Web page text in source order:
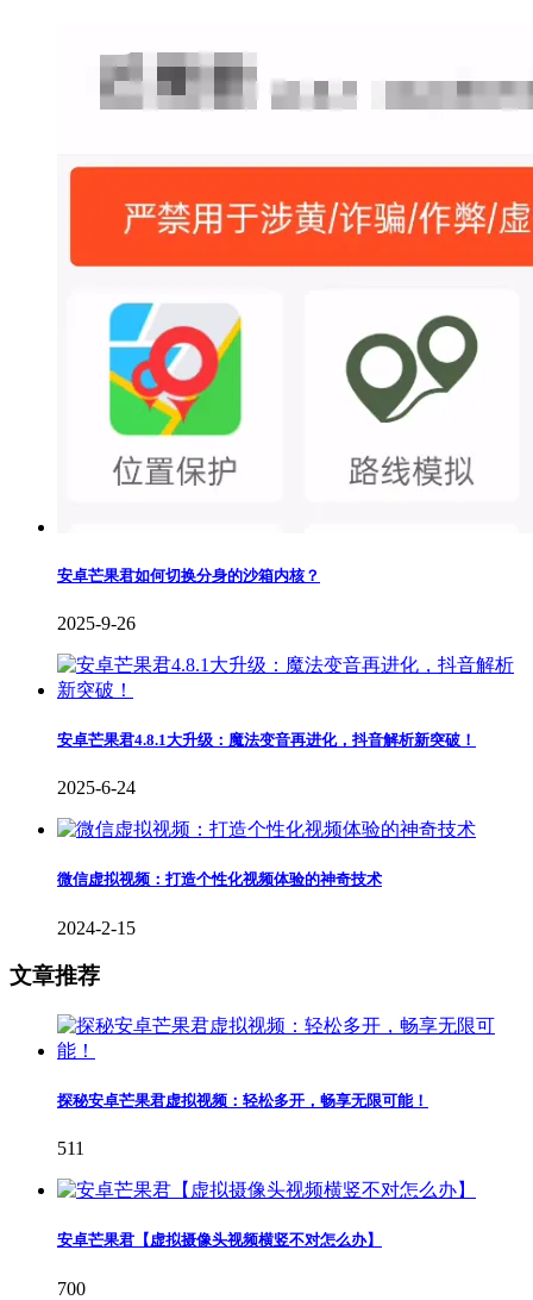
安卓芒果君如何切换分身的沙箱内核？
2025-9-26
安卓芒果君4.8.1大升级：魔法变音再进化，抖音解析新突破！
2025-6-24
微信虚拟视频：打造个性化视频体验的神奇技术
2024-2-15
文章推荐
探秘安卓芒果君虚拟视频：轻松多开，畅享无限可能！
511
安卓芒果君【虚拟摄像头视频横竖不对怎么办】
700